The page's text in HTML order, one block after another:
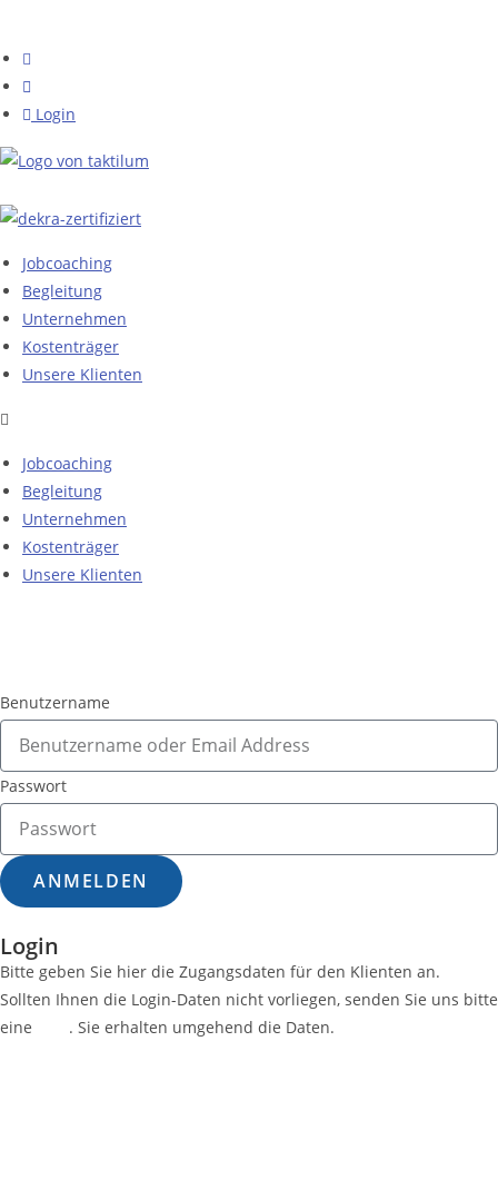
Login
Jobcoaching
Begleitung
Unternehmen
Kostenträger
Unsere Klienten
Jobcoaching
Begleitung
Unternehmen
Kostenträger
Unsere Klienten
Benutzername
Passwort
ANMELDEN
Login
Bitte geben Sie hier die Zugangsdaten für den Klienten an.
Sollten Ihnen die Login-Daten nicht vorliegen, senden Sie uns bitte
eine
. Sie erhalten umgehend die Daten.